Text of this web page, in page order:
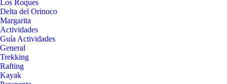
Los Roques
Delta del Orinoco
Margarita
Actividades
Guía Actividades
General
Trekking
Rafting
Kayak